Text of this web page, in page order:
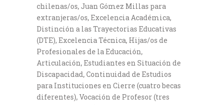
chilenas/os, Juan Gómez Millas para
extranjeras/os, Excelencia Académica,
Distinción a las Trayectorias Educativas
(DTE), Excelencia Técnica, Hijas/os de
Profesionales de la Educación,
Articulación, Estudiantes en Situación de
Discapacidad, Continuidad de Estudios
para Instituciones en Cierre (cuatro becas
diferentes), Vocación de Profesor (tres